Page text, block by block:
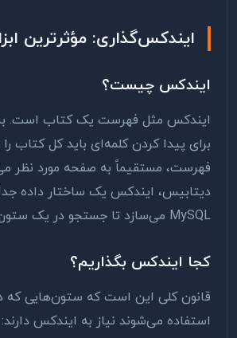
ایندکس‌گذاری: مؤثرترین
ایندکس چیست؟
ایندکس مثل فهرست یک کتاب است.
برای پیدا کردن کلمه‌ای باید کل کتاب را
فهرست، مستقیماً به صفحه مورد نظر
دیتابیس، ایندکس یک ساختار داده
MySQL می‌سازد تا جستجو در یک ستون را سریع کند.
کجا ایندکس بگذاریم؟
قانون کلی این است که ستون‌هایی که
استفاده می‌شوند نیاز به ایندکس دارند: